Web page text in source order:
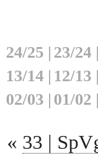
24/25 | 23/24 |
13/14 | 12/13 |
02/03 | 01/02 |
« 33 |